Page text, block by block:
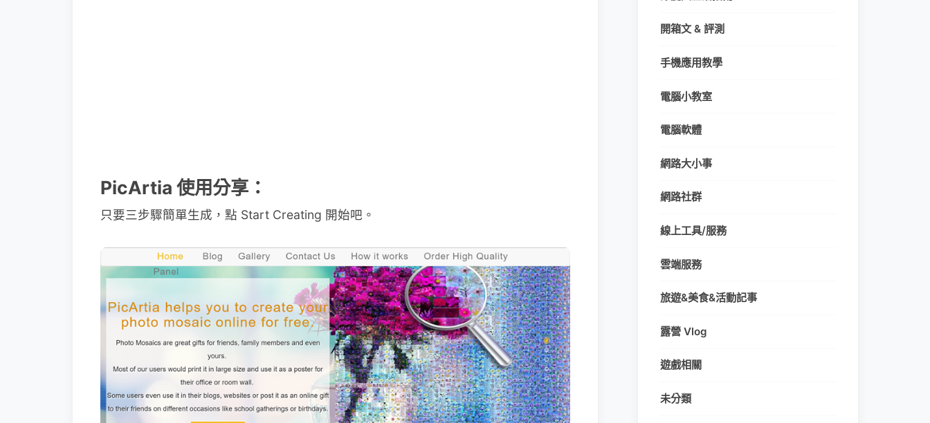
PicArtia 使用分享：
只要三步驟簡單生成，點 Start Creating 開始吧。
開箱文 & 評測
手機應用教學
電腦小教室
電腦軟體
網路大小事
網路社群
線上工具/服務
雲端服務
旅遊&美食&活動記事
露營 Vlog
遊戲相關
未分類